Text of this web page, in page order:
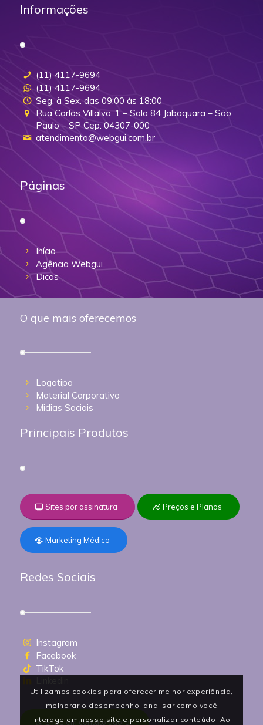
Informações
(11) 4117-9694
(11) 4117-9694
Seg. à Sex. das 09:00 às 18:00
Rua Carlos Villalva, 1 – Sala 84 Jabaquara – São
Paulo – SP Cep: 04307-000
atendimento@webgui.com.br
Páginas
Início
Agência Webgui
Dicas
O que mais oferecemos
Logotipo
Material Corporativo
Midias Sociais
Principais Produtos
Sites por assinatura Preços e Planos
Marketing Médico
Redes Sociais
Instagram
Facebook
TikTok
Entre em contato agora!
Utilizamos cookies para oferecer melhor experiência,
melhorar o desempenho, analisar como você
interage em nosso site e personalizar conteúdo. Ao